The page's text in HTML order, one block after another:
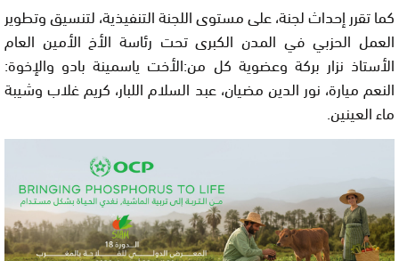
كما تقرر إحداث لجنة، على مستوى اللجنة التنفيذية، لتنسيق وتطوير
العمل الحزبي في المدن الكبرى تحت رئاسة الأخ الأمين العام
الأستاذ نزار بركة وعضوية كل من:الأخت ياسمينة بادو والإخوة:
النعم ميارة، نور الدين مضيان، عبد السلام اللبار، كريم غلاب وشيبة
ماء العينين.